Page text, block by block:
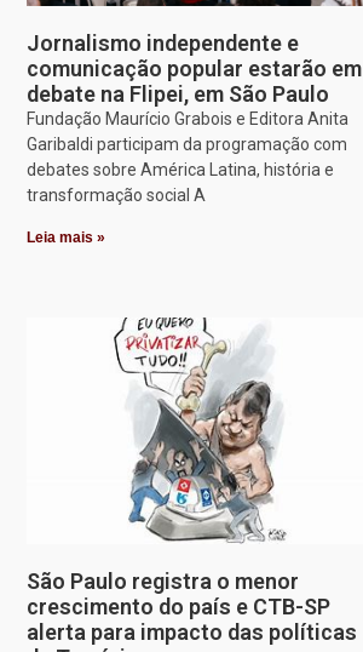
Jornalismo independente e
comunicação popular estarão em
debate na Flipei, em São Paulo
Fundação Maurício Grabois e Editora Anita
Garibaldi participam da programação com
debates sobre América Latina, história e
transformação social A
Leia mais »
São Paulo registra o menor
crescimento do país e CTB-SP
alerta para impacto das políticas